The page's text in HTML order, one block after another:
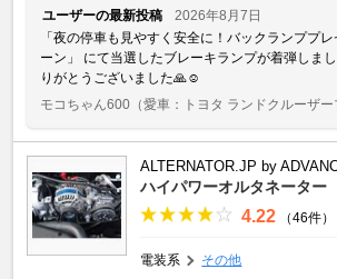
ユーザーの最新投稿
2026年8月7日
「夜の停車も見やすく安全に！バックランププ
ーン」 にて当選したブレーキランプが着弾しま
りがとうございました🙏☺️
モコちゃん600 （愛車：トヨタ ランドクルーザー
ALTERNATOR.JP by
ハイパワーオルタネーター
4.22 （46件）
電装系 その他